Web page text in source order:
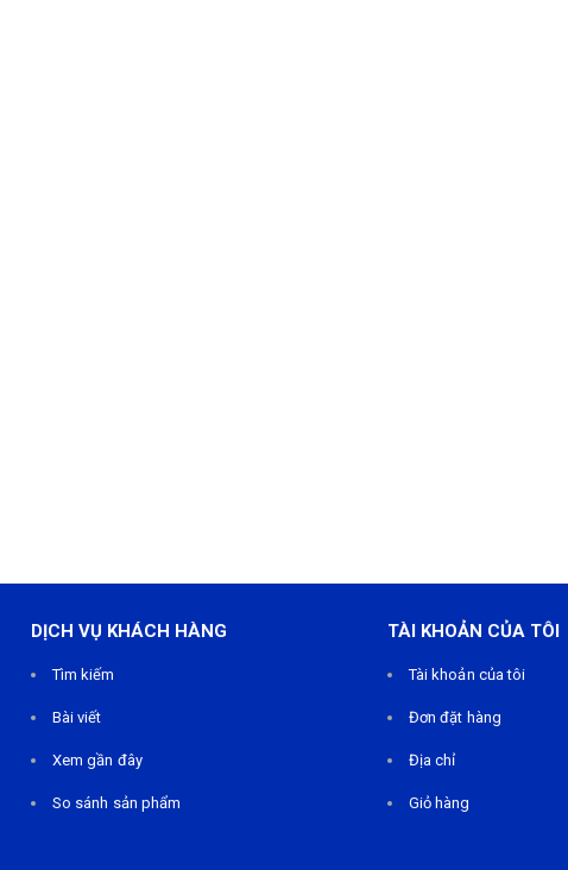
DỊCH VỤ KHÁCH HÀNG
Tìm kiếm
Bài viết
Xem gần đây
So sánh sản phẩm
TÀI KHOẢN CỦA TÔI
Tài khoản của tôi
Đơn đặt hàng
Địa chỉ
Giỏ hàng